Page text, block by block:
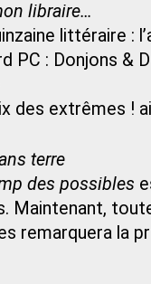
libraire…
littéraire :
PC : Donjons &
des extrêmes !
terre
des possibles
Maintenant,
remarquera la